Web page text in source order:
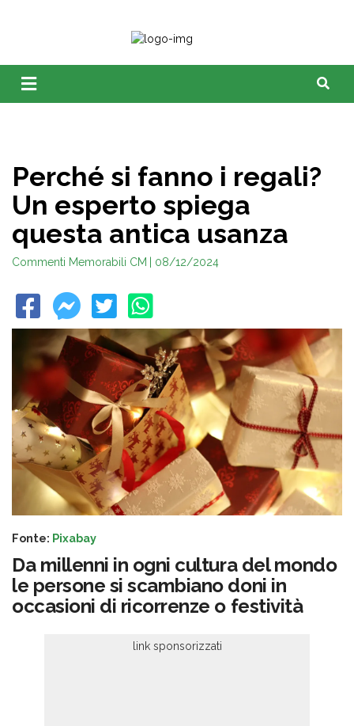
Perché si fanno i regali?
Un esperto spiega
questa antica usanza
Commenti Memorabili CM | 08/12/2024
Fonte: Pixabay
Da millenni in ogni cultura del mondo
le persone si scambiano doni in
occasioni di ricorrenze o festività